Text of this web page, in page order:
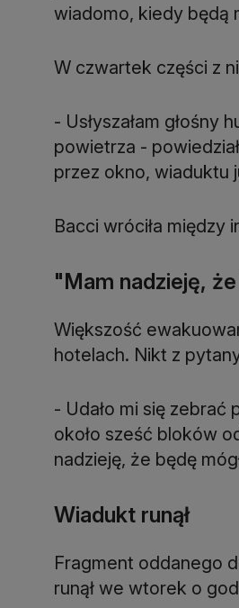
wiadomo, kiedy będą
W czwartek części z
- Usłyszałam głośny
powietrza -
przez okno, wiaduktu
Bacci wróciła między
"Mam nadzieję,
Większość
hotelach. Nikt z
- Udało mi się
około sześć bloków
nadzieję, że będę
Wiadukt runął
Fragment oddanego
runął we wtorek o